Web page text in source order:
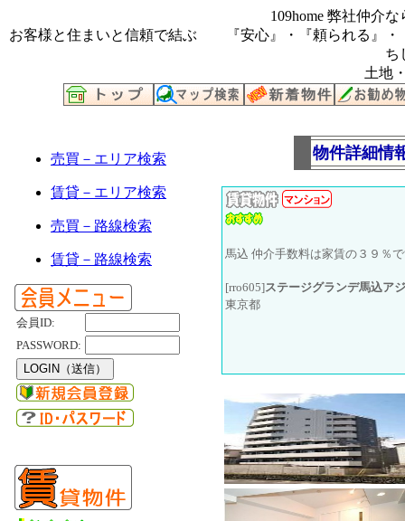
109home 弊社仲介
お客様と住まいと信頼で結ぶ 『安心』・『頼られる』・
ち
土地
売買－エリア検索
賃貸－エリア検索
売買－路線検索
賃貸－路線検索
会員ID:
PASSWORD:
物件詳細情
馬込 仲介手数料は家賃の３９％
[rro605]ステージグランデ馬込ア
東京都